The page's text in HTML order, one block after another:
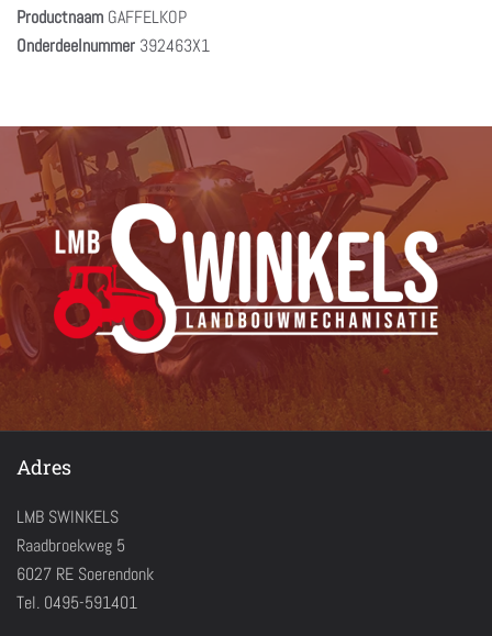
Productnaam GAFFELKOP
Onderdeelnummer 392463X1
Adres
LMB SWINKELS
Raadbroekweg 5
6027 RE Soerendonk
Tel. 0495-591401